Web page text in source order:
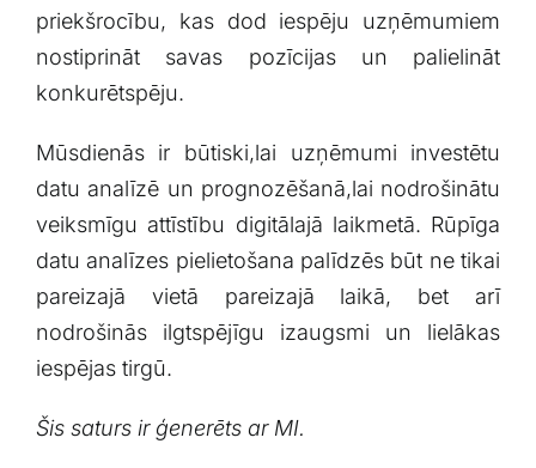
priekšrocību, kas‍ dod iespēju uzņēmumiem
nostiprināt savas pozīcijas⁣ un ‌palielināt
konkurētspēju.
Mūsdienās ‌ir ‍būtiski,lai uzņēmumi investētu
datu analīzē un ‌prognozēšanā,lai ⁣nodrošinātu
veiksmīgu ‌attīstību digitālajā ​laikmetā. Rūpīga
datu analīzes pielietošana palīdzēs būt ne ⁤tikai
⁤pareizajā vietā pareizajā laikā, bet arī
nodrošinās ilgtspējīgu izaugsmi un lielākas
⁢iespējas tirgū.
Šis saturs ‍ir ģenerēts ar MI.